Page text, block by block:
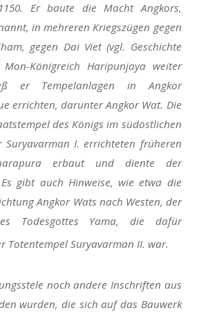
Er baute die Macht Angkors,
in mehreren Kriegszügen gegen
gegen Dai Viet (vgl. Geschichte
Königreich Haripunjaya weiter
er Tempelanlagen in Angkor
errichten, darunter Angkor Wat. Die
des Königs im südöstlichen
Suryavarman I. errichteten früheren
erbaut und diente der
gibt auch Hinweise, wie etwa die
Angkor Wats nach Westen, der
Todesgottes Yama, die dafür
Totentempel Suryavarman II. war.
noch andere Inschriften aus
wurden, die sich auf das Bauwerk